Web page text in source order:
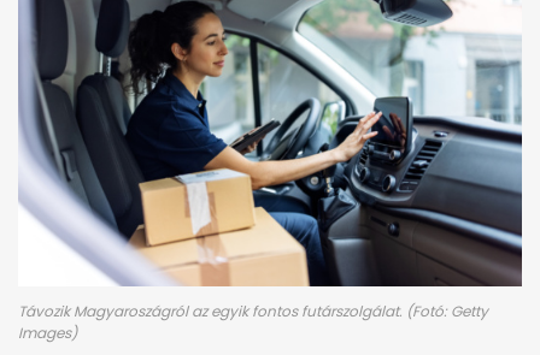
Távozik Magyaroszágról az egyik fontos futárszolgálat. (Fotó: Getty
Images)